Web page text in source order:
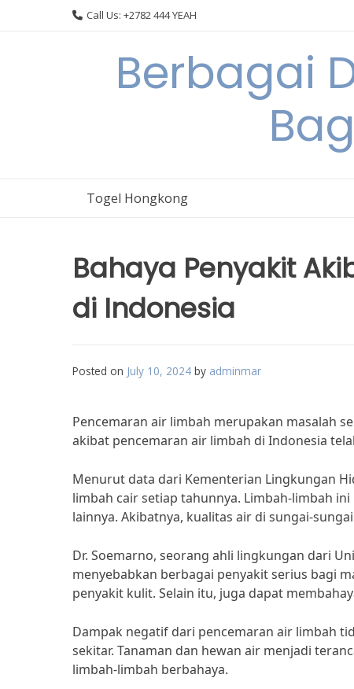
Call Us: +2782 444 YEAH
Berbagai
Togel Hongkong
Bahaya Penyakit
di Indonesia
Posted on July 10, 2024 by adminmar
Pencemaran air limbah merupakan masalah
akibat pencemaran air limbah di Indonesia
Menurut data dari Kementerian Lingkungan
limbah cair setiap tahunnya. Limbah-limbah
lainnya. Akibatnya, kualitas air di sungai-
Dr. Soemarno, seorang ahli lingkungan dari
menyebabkan berbagai penyakit serius bagi
penyakit kulit. Selain itu, juga dapat
Dampak negatif dari pencemaran air limbah
sekitar. Tanaman dan hewan air menjadi
limbah-limbah berbahaya.